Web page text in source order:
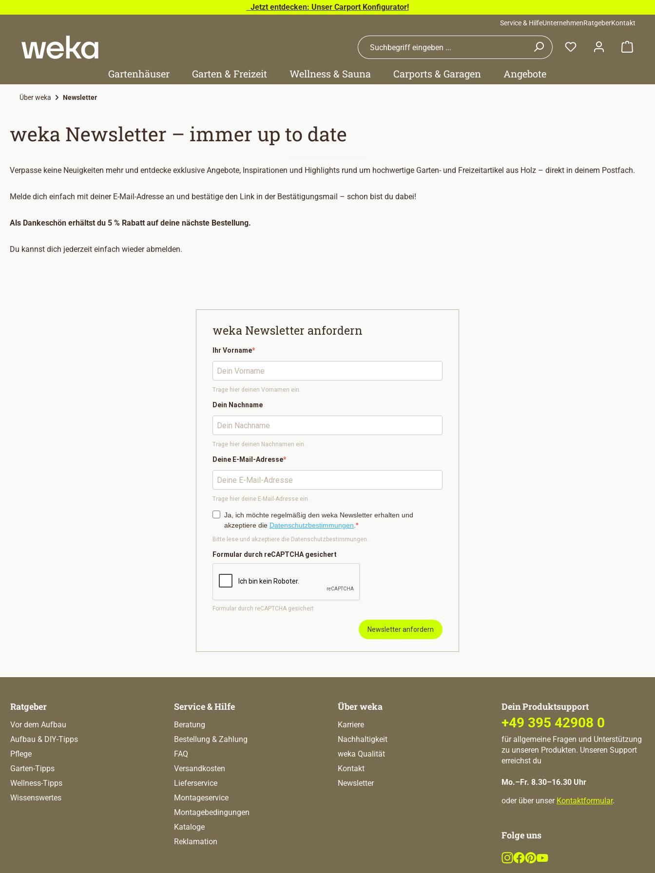
Jetzt entdecken: Unser Carport Konfigurator!
Service & HilfeUnternehmenRatgeberKontakt
Gartenhäuser Garten & Freizeit Wellness & Sauna Carports & Garagen Angebote
Über weka Newsletter
weka Newsletter – immer up to date
Verpasse keine Neuigkeiten mehr und entdecke exklusive Angebote, Inspirationen und Highlights rund um hochwertige Garten- und Freizeitartikel aus Holz – direkt in deinem Postfach.
Melde dich einfach mit deiner E-Mail-Adresse an und bestätige den Link in der Bestätigungsmail – schon bist du dabei!
Als Dankeschön erhältst du 5 % Rabatt auf deine nächste Bestellung.
Du kannst dich jederzeit einfach wieder abmelden.
Ratgeber
Vor dem Aufbau
Aufbau & DIY-Tipps
Pflege
Garten-Tipps
Wellness-Tipps
Wissenswertes
Service & Hilfe
Beratung
Bestellung & Zahlung
FAQ
Versandkosten
Lieferservice
Montageservice
Montagebedingungen
Kataloge
Reklamation
Über weka
Karriere
Nachhaltigkeit
weka Qualität
Kontakt
Newsletter
Dein Produktsupport
+49 395 42908 0
für allgemeine Fragen und Unterstützung
zu unseren Produkten. Unseren Support
erreichst du
Mo.–Fr. 8.30–16.30 Uhr
oder über unser Kontaktformular.
Folge uns